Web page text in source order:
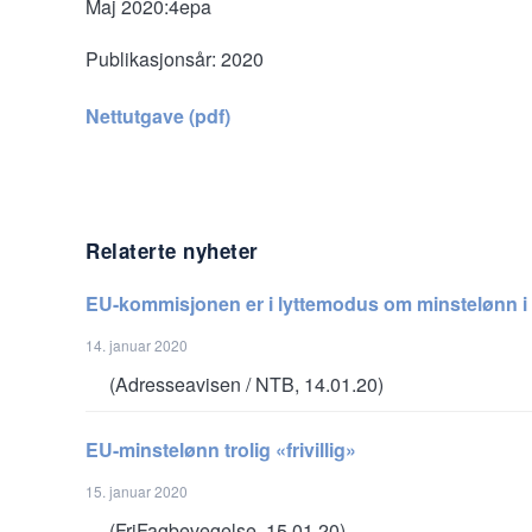
Maj 2020:4epa
Publikasjonsår: 2020
Nettutgave (pdf)
Relaterte nyheter
EU-kommisjonen er i lyttemodus om minstelønn i
14. januar 2020
(Adresseavisen / NTB, 14.01.20)
EU-minstelønn trolig «frivillig»
15. januar 2020